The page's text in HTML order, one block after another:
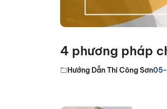
4 phương pháp
Hướng Dẫn Thi Công Sơn